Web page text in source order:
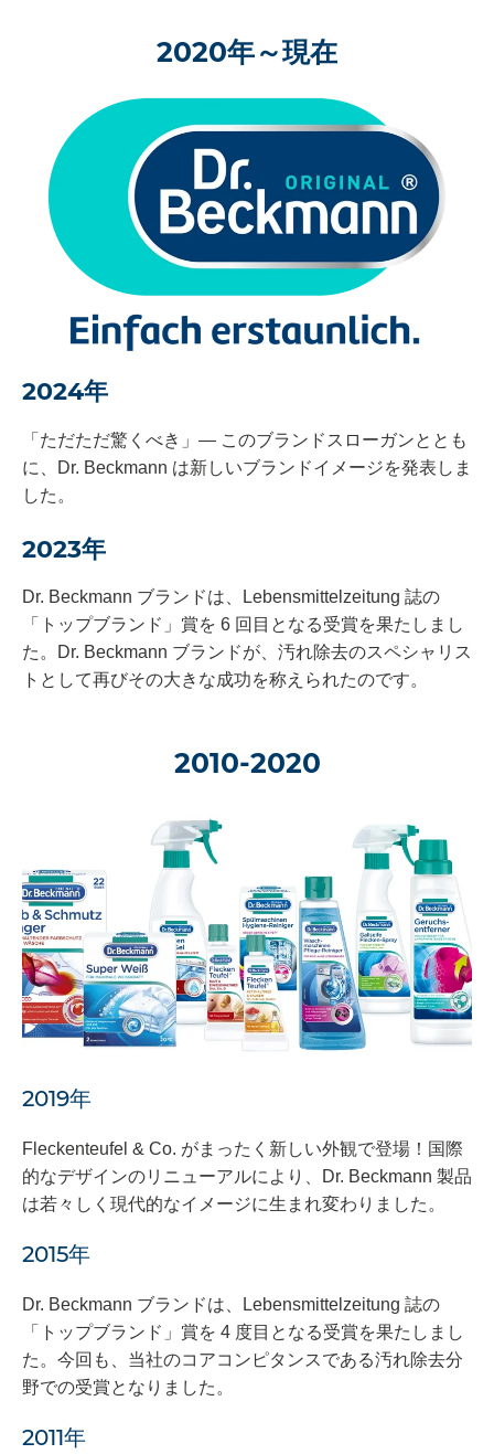
2020年～現在
2024年
「ただただ驚くべき」― このブランドスローガンととも
に、Dr. Beckmann は新しいブランドイメージを発表しま
した。
2023年
Dr. Beckmann ブランドは、Lebensmittelzeitung 誌の
「トップブランド」賞を 6 回目となる受賞を果たしまし
た。Dr. Beckmann ブランドが、汚れ除去のスペシャリス
トとして再びその大きな成功を称えられたのです。
2010-2020
2019年
Fleckenteufel & Co. がまったく新しい外観で登場！国際
的なデザインのリニューアルにより、Dr. Beckmann 製品
は若々しく現代的なイメージに生まれ変わりました。
2015年
Dr. Beckmann ブランドは、Lebensmittelzeitung 誌の
「トップブランド」賞を 4 度目となる受賞を果たしまし
た。今回も、当社のコアコンピタンスである汚れ除去分
野での受賞となりました。
2011年